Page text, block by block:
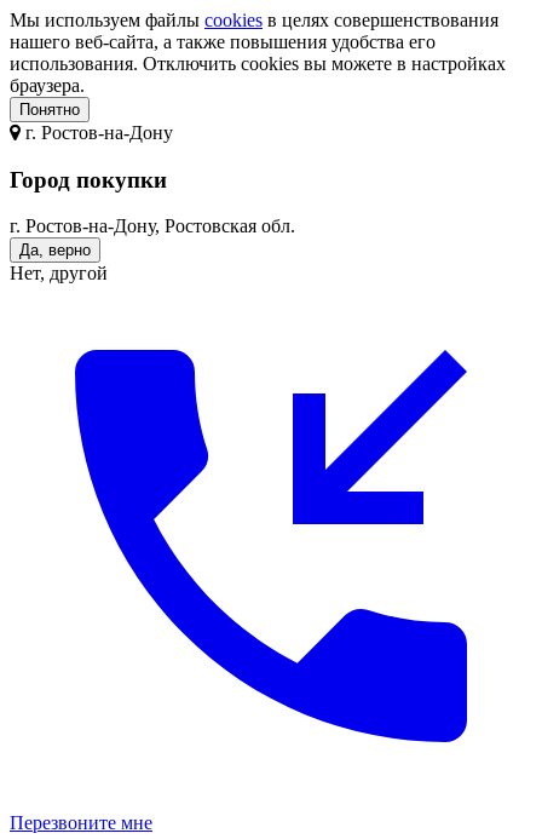
Мы используем файлы cookies в целях совершенствования
нашего веб-сайта, а также повышения удобства его
использования. Отключить cookies вы можете в настройках
браузера.
Понятно
г. Ростов-на-Дону
Город покупки
г. Ростов-на-Дону, Ростовская обл.
Да, верно
Нет, другой
Перезвоните мне